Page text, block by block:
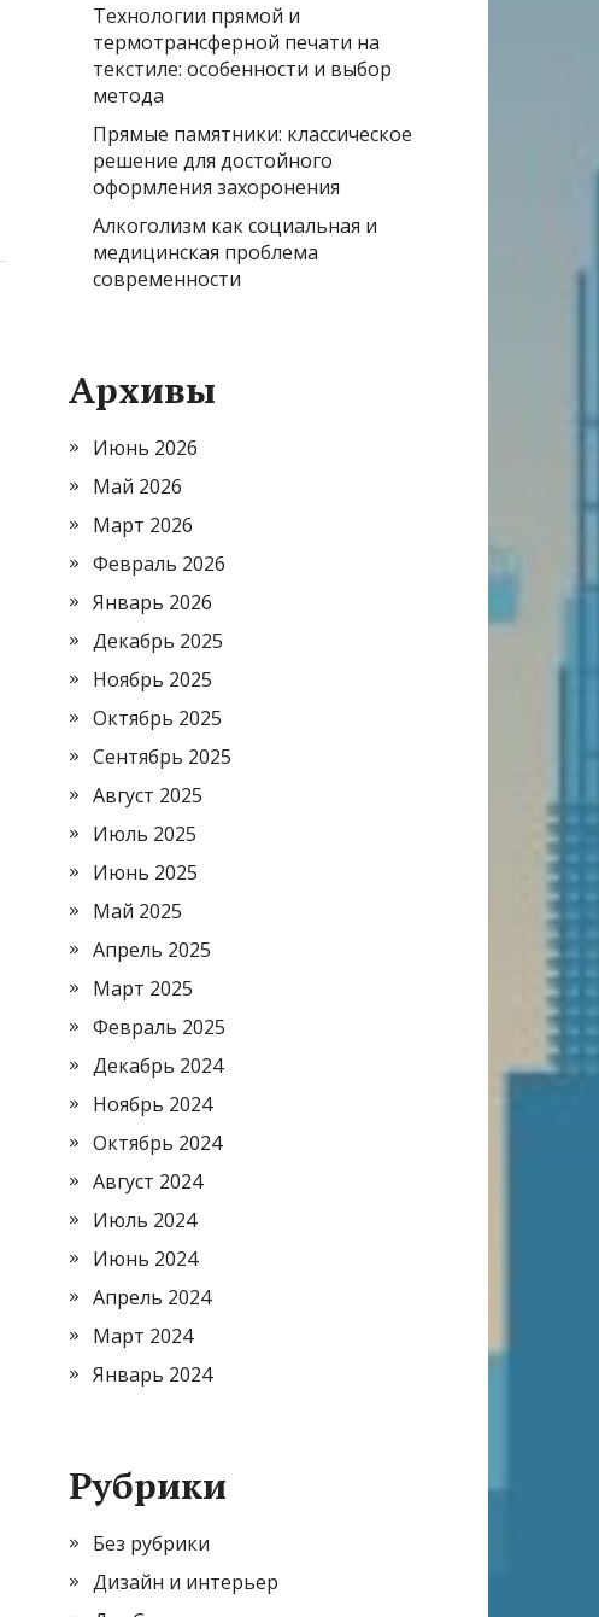
Технологии прямой и
термотрансферной печати на
текстиле: особенности и выбор
метода
Прямые памятники: классическое
решение для достойного
оформления захоронения
Алкоголизм как социальная и
медицинская проблема
современности
Архивы
Июнь 2026
Май 2026
Март 2026
Февраль 2026
Январь 2026
Декабрь 2025
Ноябрь 2025
Октябрь 2025
Сентябрь 2025
Август 2025
Июль 2025
Июнь 2025
Май 2025
Апрель 2025
Март 2025
Февраль 2025
Декабрь 2024
Ноябрь 2024
Октябрь 2024
Август 2024
Июль 2024
Июнь 2024
Апрель 2024
Март 2024
Январь 2024
Рубрики
Без рубрики
Дизайн и интерьер